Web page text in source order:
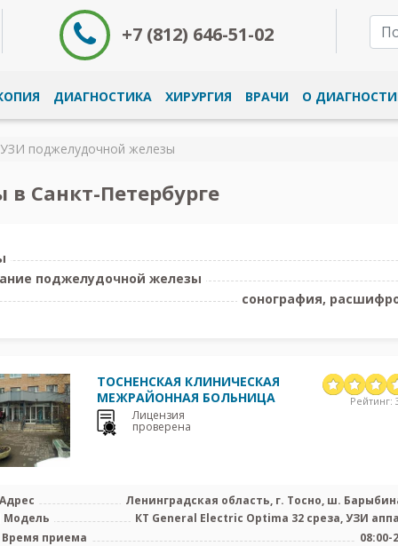
+7 (812) 646-51-02
ДИАГНОСТИКА ХИРУРГИЯ ВРАЧИ О
УЗИ поджелудочной железы
Санкт-Петербурге
поджелудочной железы
сонография,
ТОСНЕНСКАЯ КЛИНИЧЕСКАЯ
МЕЖРАЙОННАЯ БОЛЬНИЦА
Лицензия
проверена
Рейтинг:
Ленинградская область, г. Тосно, ш.
Модель
КТ General Electric Optima 32 среза, УЗИ
Время приема
08:00-